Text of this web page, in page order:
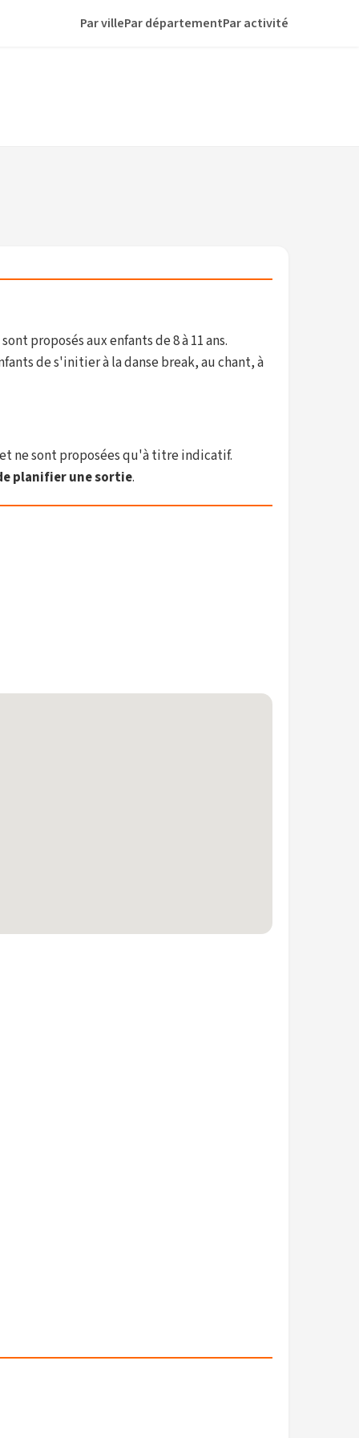
Par villePar départementPar activité
proposés aux enfants de 8 à 11 ans.
de s'initier à la danse break, au chant, à
ne sont proposées qu'à titre indicatif.
planifier une sortie.